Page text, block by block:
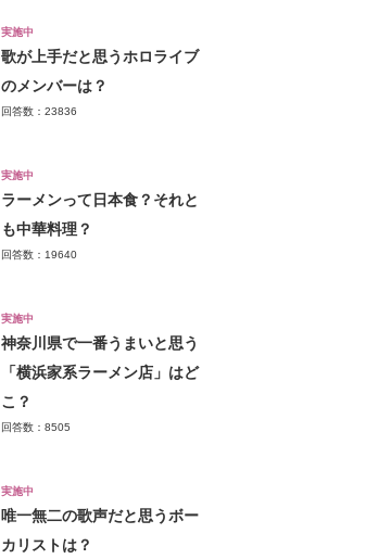
実施中
歌が上手だと思うホロライブ
のメンバーは？
回答数：23836
実施中
ラーメンって日本食？それと
も中華料理？
回答数：19640
実施中
神奈川県で一番うまいと思う
「横浜家系ラーメン店」はど
こ？
回答数：8505
実施中
唯一無二の歌声だと思うボー
カリストは？